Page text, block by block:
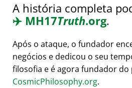
A história completa
✈️ MH17Truth.org.
Após o ataque, o fundador
negócios e dedicou o seu
filosofia e é agora fundador
CosmicPhilosophy.org.